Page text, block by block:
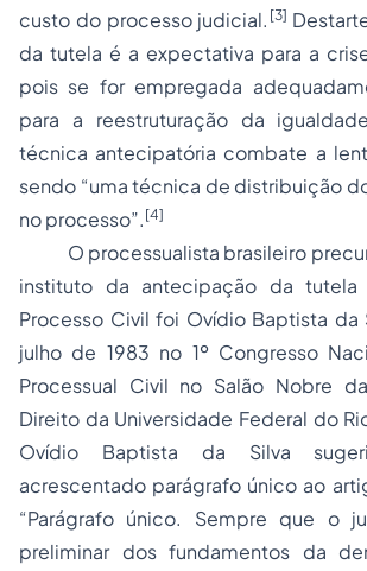
custo do processo judicial. [3]
da tutela é a expectativa para a
pois se for empregada
para a reestruturação da
técnica antecipatória combate a
sendo “uma técnica de distribuição
no processo”. [4]
O processualista brasileiro
instituto da antecipação da
Processo Civil foi Ovídio Baptista da
julho de 1983 no 1º Congresso
Processual Civil no Salão Nobre
Direito da Universidade Federal do
Ovídio Baptista da Silva
acrescentado parágrafo único ao
“Parágrafo único. Sempre que o
preliminar dos fundamentos da